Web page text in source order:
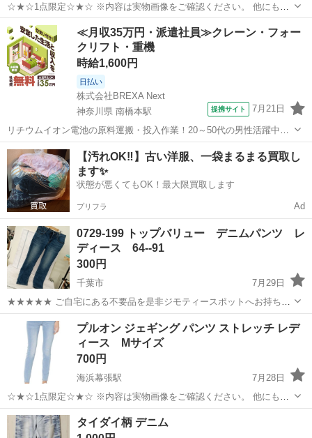
☆★☆1点限定☆★☆ ※内容は実物画像をご確認ください。 他にも多
数出品しております‼︎ 是非ご覧ください‼︎ ◆おまとめ割大歓迎‼︎ サイ
ズ:33W×32L クラシックなデニムと5つのポケットスタイルが、...
千葉 千葉市 海浜幕張駅 ジーンズ/デニム
≪月収35万円・派遣社員≫クレーン・フォー
クリフト・重機
時給1,600円
日払い
株式会社BREXA Next
神奈川県 南橋本駅
提携サイト 7月21日
リチウムイオン電池の原料運搬・投入作業！20～50代の男性活躍中★
ワンルーム寮完備！赴任旅費会社負担！年間休日130日★フォークリフ
ト免許お持ちの方、活躍中！就業先食堂利用可★《神奈川県相模原
市》 人気の工場のお仕事 ◇電...
神奈川 相模原市 南橋本駅 その他
【汚れOK‼️】古い洋服、一袋まるまる買取し
ます✨
状態が悪くてもOK！最大限買取します
プリフラ Ad
0729-199 トップバリュー デニムパンツ レ
ディース 64--91
300円
千葉市
7月29日
★★★★★ ご自宅にある不要品を是非ジモティースポットへお持ち込
みしませんか？ 家電、趣味・スポーツ・レジャー用品、こども用品、
衣料服飾品、生活雑貨、家具、本、CD・DVDなどが無料でまとめて持
ち込めます！ ※詳細はこ...
千葉 千葉市 ジーンズ/デニム 現地
プルオン ジェギング パンツ ストレッチ レデ
ィース Mサイズ
700円
海浜幕張駅
7月28日
☆★☆1点限定☆★☆ ※内容は実物画像をご確認ください。 他にも多
数出品しております‼︎ 是非ご覧ください‼︎ ◆おまとめ割大歓迎‼︎ プルオ
ン ジェギング パンツ ストレッチ レディース Mサイズ ...
千葉 千葉市 海浜幕張駅 ジーンズ/デニム
タイダイ柄 デニム